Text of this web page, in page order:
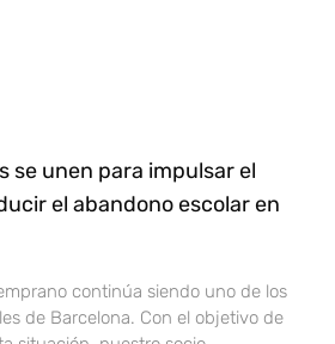
se unen para impulsar el
el abandono escolar en
continúa siendo uno de los
de Barcelona. Con el objetivo de